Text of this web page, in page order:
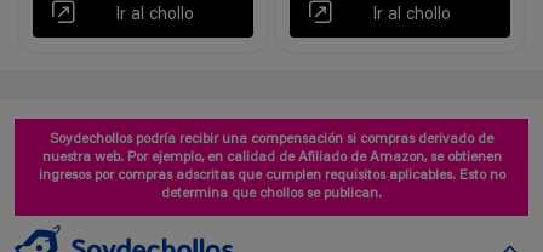
Ir al chollo Ir al chollo
Soydechollos podría recibir una compensación si compras derivado de
nuestra web. Por ejemplo, en calidad de Afiliado de Amazon, se obtienen
ingresos por compras adscritas que cumplen requisitos aplicables. Esto no
determina que chollos se publican.